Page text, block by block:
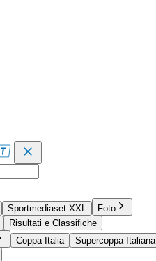
Sportmediaset XXL
Foto
Risultati e Classifiche
Coppa Italia Supercoppa Italiana